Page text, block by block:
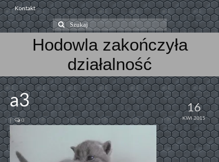
Kontakt
Szuklaj
w:
Hodowla zakończyła
działalność
16
KWI 2015
a3
| 0